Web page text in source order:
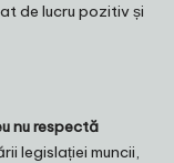
de lucru pozitiv și
nu respectă
legislației muncii,